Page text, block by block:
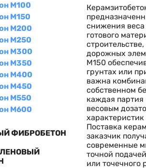
М100
М150
М200
М250
М300
М350
М400
М450
М550
М600
ФИБРОБЕТОН
снижения веса
готового
дорожных
М150
грунтах или
важна
собственном
каждая партия
весовым
Поставка
заказчик
современные
точной
или точечного